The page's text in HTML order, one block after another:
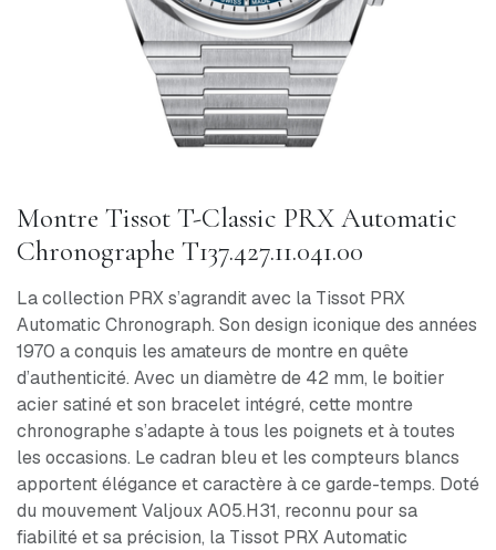
Montre Tissot T-Classic PRX Automatic
Chronographe T137.427.11.041.00
La collection PRX s’agrandit avec la Tissot PRX
Automatic Chronograph. Son design iconique des années
1970 a conquis les amateurs de montre en quête
d’authenticité. Avec un diamètre de 42 mm, le boitier
acier satiné et son bracelet intégré, cette montre
chronographe s’adapte à tous les poignets et à toutes
les occasions. Le cadran bleu et les compteurs blancs
apportent élégance et caractère à ce garde-temps. Doté
du mouvement Valjoux A05.H31, reconnu pour sa
fiabilité et sa précision, la Tissot PRX Automatic